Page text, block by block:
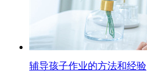
辅导孩子作业的方法和经验